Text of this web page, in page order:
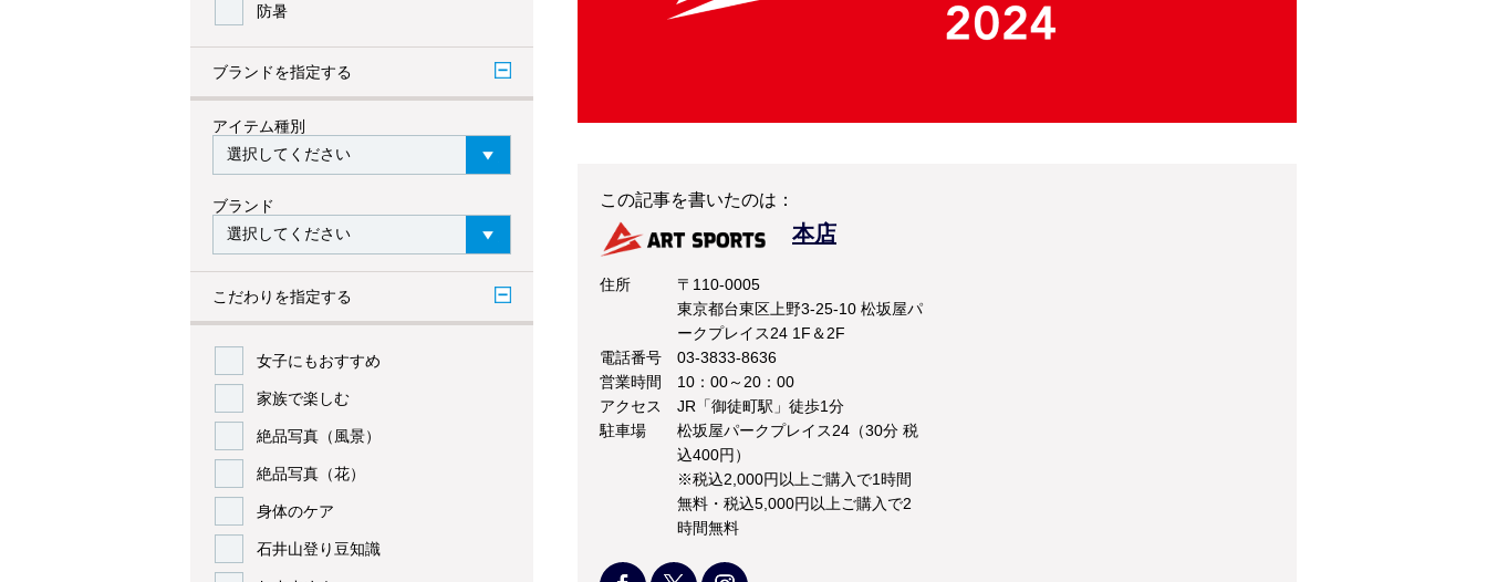
防暑
ブランドを指定する
アイテム種別
ブランド
こだわりを指定する
女子にもおすすめ
家族で楽しむ
絶品写真（風景）
絶品写真（花）
身体のケア
石井山登り豆知識
この記事を書いたのは：
本店
住所
〒110-0005
東京都台東区上野3-25-10 松坂屋パ
ークプレイス24 1F＆2F
電話番号
03-3833-8636
営業時間
10：00～20：00
アクセス
JR「御徒町駅」徒歩1分
駐車場
松坂屋パークプレイス24（30分 税
込400円）
※税込2,000円以上ご購入で1時間
無料・税込5,000円以上ご購入で2
時間無料